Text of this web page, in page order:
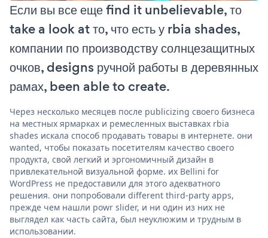
Если вы все еще find it unbelievable, то
take a look at то, что есть у rbia shades,
компании по производству солнцезащитных
очков, designs ручной работы в деревянных
рамах, been able to create.
Через несколько месяцев после publicizing своего бизнеса
на местных ярмарках и ремесленных выставках rbia
shades искала способ продавать товары в интернете. они
wanted, чтобы показать посетителям качество своего
продукта, свой легкий и эргономичный дизайн в
привлекательной визуальной форме. их Bellini for
WordPress не предоставили для этого адекватного
решения. они попробовали different third-party apps,
прежде чем нашли powr slider, и ни один из них не
выглядел как часть сайта, был неуклюжим и трудным в
использовании.